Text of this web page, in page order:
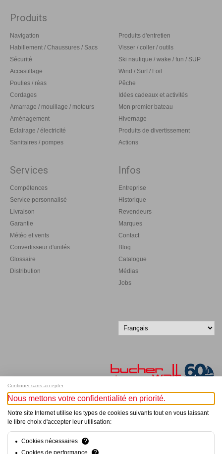
Produits
Navigation
Habillement / Chaussures / Sacs
Sécurité
Accastillage
Poulies / réas
Cordages
Amarrage / mouillage / moteurs
Aménagement
Eclairage / électricité
Sanitaires / pompes
Produits d'entretien
Visser / coller / outils
Ski nautique / wake / fun / SUP
Wind / Surf / Foil
Pêche
Idées cadeaux et activités
Mon premier bateau
Hivernage
Produits de divertissement
Actions
Services
Compétences
Service personnalisé
Livraison
Garantie
Météo et vents
Convertisseur d'unités
Glossaire
Distribution
Infos
Entreprise
Historique
Revendeurs
Marques
Contact
Blog
Catalogue
Médias
Jobs
Inscrivez-vous à notre newsletter !
© Bucher+Walt 2011-2026
Tous droits réservés - Informations non contractuelles
Continuer sans accepter
Nous mettons votre confidentialité en priorité.
Notre site Internet utilise les types de cookies suivants tout en vous laissant
le libre choix d'accepter leur utilisation:
Cookies nécessaires
?
Cookies de performance
?